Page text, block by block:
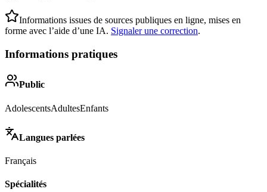
Informations issues de sources publiques en ligne, mises en
forme avec l’aide d’une IA. Signaler une correction.
Informations pratiques
Public
AdolescentsAdultesEnfants
Langues parlées
Français
Spécialités